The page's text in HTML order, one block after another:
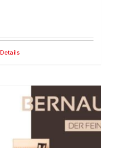
Details